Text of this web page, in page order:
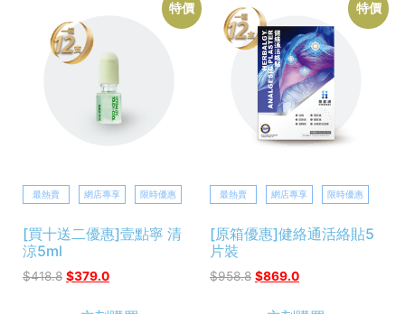
特價
最熱賣 網店專享 限時優惠
[買十送二優惠]壹點寧 清
涼5ml
$418.8 $379.0
特價
最熱賣 網店專享 限時優惠
[原箱優惠]健絡通活絡貼5
片裝
$958.8 $869.0